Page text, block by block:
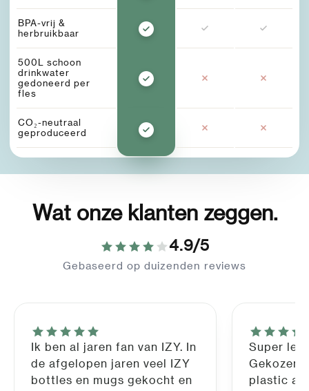
BPA-vrij &
herbruikbaar
500L schoon
drinkwater
gedoneerd per
fles
CO₂-neutraal
geproduceerd
Wat onze klanten zeggen.
4.9/5
Gebaseerd op duizenden reviews
Ik ben al jaren fan van IZY. In
de afgelopen jaren veel IZY
bottles en mugs gekocht en
Super
Gekozen
plastic af